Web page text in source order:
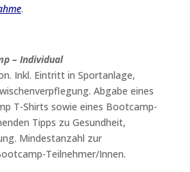
.
– Individual
Inkl. Eintritt in Sportanlage,
Abgabe eines
T-Shirts sowie eines Bootcamp-
Tipps zu Gesundheit,
Mindestanzahl zur
Teilnehmer/Innen.